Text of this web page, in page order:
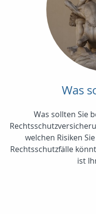
Was
Was sollten Sie
welchen Risiken
Rechtsschutzfälle
ist